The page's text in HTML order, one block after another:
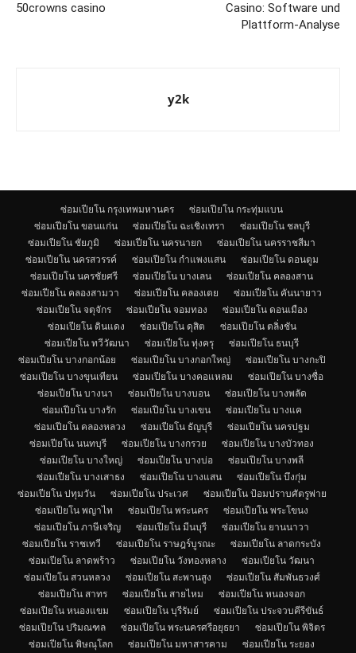
50crowns casino
Casino: Software und
Plattform-Analyse
y2k
ซ่อมเปียโน กรุงเทพมหานคร
ซ่อมเปียโน กระทุ่มแบน
ซ่อมเปียโน ขอนแก่น
ซ่อมเปียโน ฉะเชิงเทรา
ซ่อมเปียโน ชลบุรี
ซ่อมเปียโน ชัยภูมิ
ซ่อมเปียโน นครนายก
ซ่อมเปียโน นครราชสีมา
ซ่อมเปียโน นครสวรรค์
ซ่อมเปียโน กำแพงแสน
ซ่อมเปียโน ดอนตูม
ซ่อมเปียโน นครชัยศรี
ซ่อมเปียโน บางเลน
ซ่อมเปียโน คลองสาน
ซ่อมเปียโน คลองสามวา
ซ่อมเปียโน คลองเตย
ซ่อมเปียโน คันนายาว
ซ่อมเปียโน จตุจักร
ซ่อมเปียโน จอมทอง
ซ่อมเปียโน ดอนเมือง
ซ่อมเปียโน ดินแดง
ซ่อมเปียโน ดุสิต
ซ่อมเปียโน ตลิ่งชัน
ซ่อมเปียโน ทวีวัฒนา
ซ่อมเปียโน ทุ่งครุ
ซ่อมเปียโน ธนบุรี
ซ่อมเปียโน บางกอกน้อย
ซ่อมเปียโน บางกอกใหญ่
ซ่อมเปียโน บางกะปิ
ซ่อมเปียโน บางขุนเทียน
ซ่อมเปียโน บางคอแหลม
ซ่อมเปียโน บางซื่อ
ซ่อมเปียโน บางนา
ซ่อมเปียโน บางบอน
ซ่อมเปียโน บางพลัด
ซ่อมเปียโน บางรัก
ซ่อมเปียโน บางเขน
ซ่อมเปียโน บางแค
ซ่อมเปียโน คลองหลวง
ซ่อมเปียโน ธัญบุรี
ซ่อมเปียโน นครปฐม
ซ่อมเปียโน นนทบุรี
ซ่อมเปียโน บางกรวย
ซ่อมเปียโน บางบัวทอง
ซ่อมเปียโน บางใหญ่
ซ่อมเปียโน บางบ่อ
ซ่อมเปียโน บางพลี
ซ่อมเปียโน บางเสาธง
ซ่อมเปียโน บางแสน
ซ่อมเปียโน บึงกุ่ม
ซ่อมเปียโน ปทุมวัน
ซ่อมเปียโน ประเวศ
ซ่อมเปียโน ป้อมปราบศัตรูพ่าย
ซ่อมเปียโน พญาไท
ซ่อมเปียโน พระนคร
ซ่อมเปียโน พระโขนง
ซ่อมเปียโน ภาษีเจริญ
ซ่อมเปียโน มีนบุรี
ซ่อมเปียโน ยานนาวา
ซ่อมเปียโน ราชเทวี
ซ่อมเปียโน ราษฎร์บูรณะ
ซ่อมเปียโน ลาดกระบัง
ซ่อมเปียโน ลาดพร้าว
ซ่อมเปียโน วังทองหลาง
ซ่อมเปียโน วัฒนา
ซ่อมเปียโน สวนหลวง
ซ่อมเปียโน สะพานสูง
ซ่อมเปียโน สัมพันธวงศ์
ซ่อมเปียโน สาทร
ซ่อมเปียโน สายไหม
ซ่อมเปียโน หนองจอก
ซ่อมเปียโน หนองแขม
ซ่อมเปียโน บุรีรัมย์
ซ่อมเปียโน ประจวบคีรีขันธ์
ซ่อมเปียโน ปริมณฑล
ซ่อมเปียโน พระนครศรีอยุธยา
ซ่อมเปียโน พิจิตร
ซ่อมเปียโน พิษณุโลก
ซ่อมเปียโน มหาสารคาม ซ่อมเปียโน ระยอง